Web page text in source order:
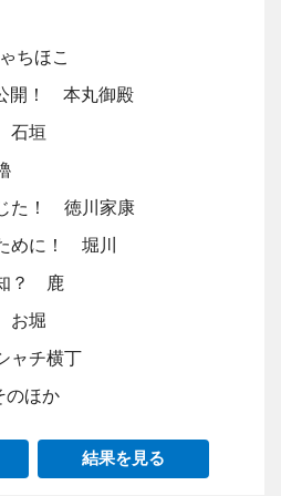
ちほこ
開！ 本丸御殿
石垣
た！ 徳川家康
めに！ 堀川
？ 鹿
お堀
ャチ横丁
のほか
結果を見る